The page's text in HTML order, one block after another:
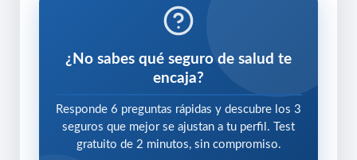
¿No sabes qué seguro de salud te
encaja?
Responde 6 preguntas rápidas y descubre los 3
seguros que mejor se ajustan a tu perfil. Test
gratuito de 2 minutos, sin compromiso.